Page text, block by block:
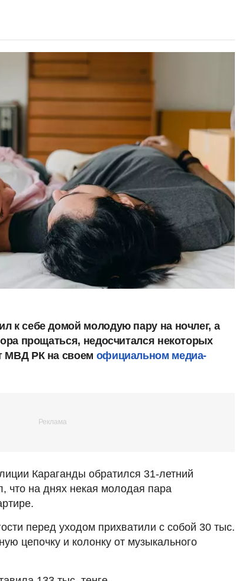
к себе домой молодую пару на ночлег, а
прощаться, недосчитался некоторых
МВД РК на своем официальном медиа-
Караганды обратился 31-летний
что на днях некая молодая пара
перед уходом прихватили с собой 30 тыс.
цепочку и колонку от музыкального